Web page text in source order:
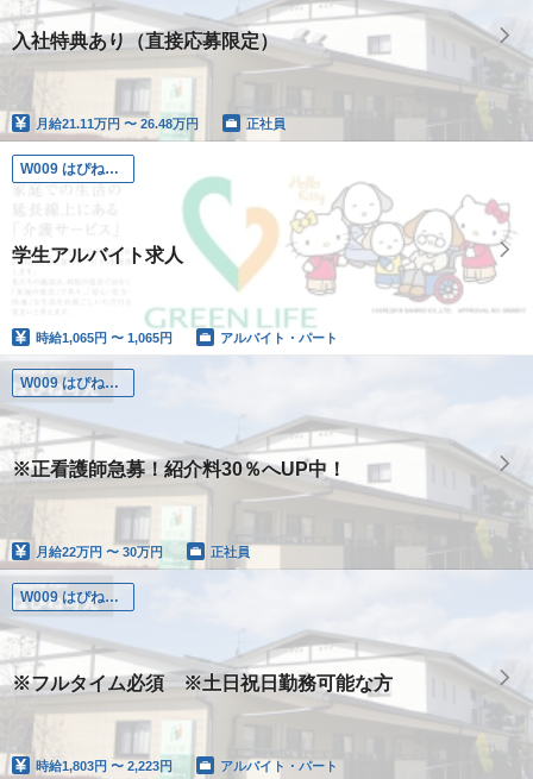
入社特典あり（直接応募限定）
月給21.11万円 〜 26.48万円 正社員
W009 はぴね可児
学生アルバイト求人
時給1,065円 〜 1,065円 アルバイト・パート
W009 はぴね可児
※正看護師急募！紹介料30％へUP中！
月給22万円 〜 30万円 正社員
W009 はぴね可児
※フルタイム必須 ※土日祝日勤務可能な方
時給1,803円 〜 2,223円 アルバイト・パート